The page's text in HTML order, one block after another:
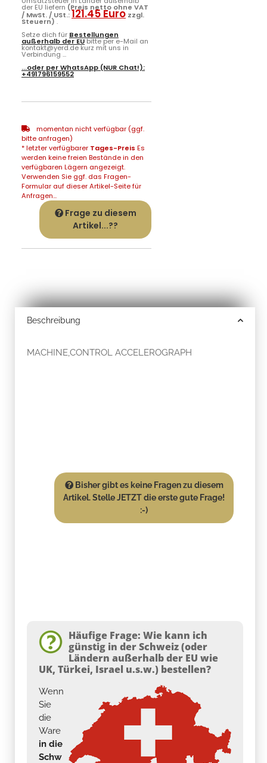
der EU liefern (Preis netto ohne VAT
/ MwSt. / USt.:121.45 Euro zzgl.
Steuern) .
Setze dich für Bestellungen
außerhalb der EUbitte per e-Mail an
kontakt@yerd.de kurz mit uns in
Verbindung ...
...oder perWhatsApp (NUR Chat!):
+491796159552
momentan nicht verfügbar (ggf.
bitte anfragen)
* letzter verfügbarer Tages-Preis Es
werden keine freien Bestände in den
verfügbaren Lägern angezeigt.
Verwenden Sie ggf. das Fragen-
Formular auf dieser Artikel-Seite für
Anfragen...
Frage zu diesem
Artikel...??
Beschreibung
MACHINE,CONTROL ACCELEROGRAPH
Bisher gibt es keine Fragen zu diesem
Artikel. Stelle JETZT die erste gute Frage!
:-)
Häufige Frage: Wie kann ich
günstig in der Schweiz (oder
Ländern außerhalb der EU wie
UK, Türkei, Israel u.s.w.) bestellen?
Wenn
Sie
die
Ware
in die
Schw